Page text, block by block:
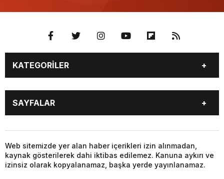
KATEGORİLER
GÜNDEM
SEKTÖR ÖZEL
DÜNYA
EKONOMİ
SPOR
SAYFALAR
DÜNYA
SİYASET
EKONOMİ
SPOR
Web sitemizde yer alan haber içerikleri izin alınmadan,
kaynak gösterilerek dahi iktibas edilemez. Kanuna aykırı ve
izinsiz olarak kopyalanamaz, başka yerde yayınlanamaz.